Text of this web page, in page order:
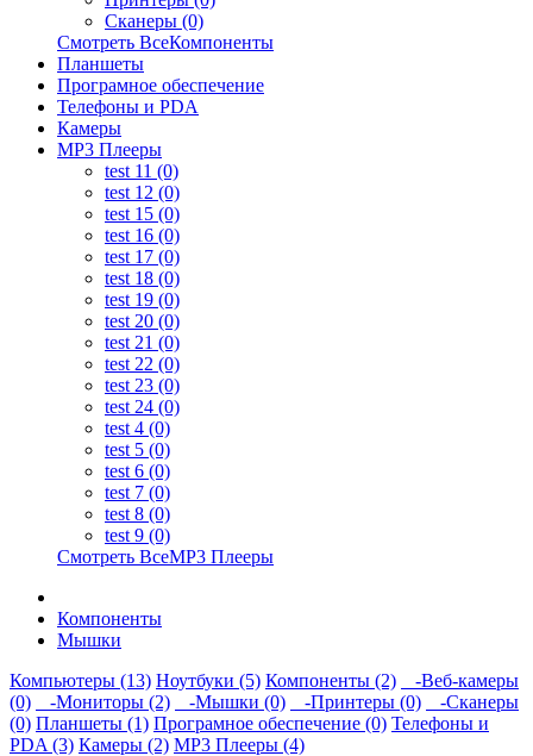
Сканеры (0)
Смотреть ВсеКомпоненты
Планшеты
Програмное обеспечение
Телефоны и PDA
Камеры
MP3 Плееры
test 11 (0)
test 12 (0)
test 15 (0)
test 16 (0)
test 17 (0)
test 18 (0)
test 19 (0)
test 20 (0)
test 21 (0)
test 22 (0)
test 23 (0)
test 24 (0)
test 4 (0)
test 5 (0)
test 6 (0)
test 7 (0)
test 8 (0)
test 9 (0)
Смотреть ВсеMP3 Плееры
Компоненты
Мышки
Компьютеры (13) Ноутбуки (5) Компоненты (2)
-Веб-камеры
(0)
-Мониторы (2) -Мышки (0) -Принтеры (0)
-Сканеры
(0) Планшеты (1) Програмное обеспечение (0) Телефоны и
PDA (3) Камеры (2) MP3 Плееры (4)